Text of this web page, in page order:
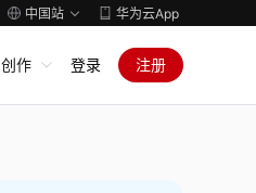
中国站 华为云App
创作 登录 注册